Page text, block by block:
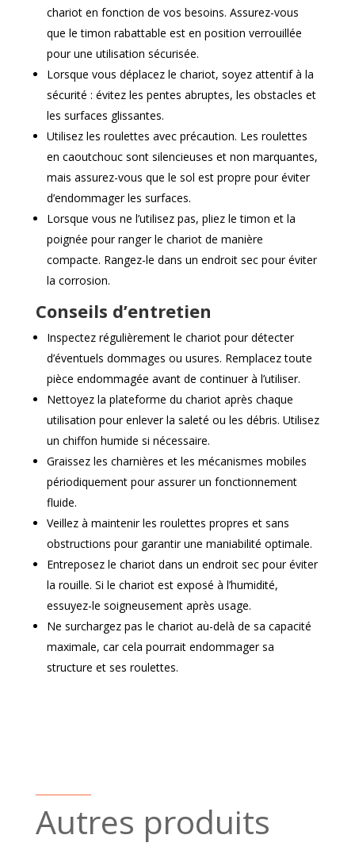
chariot en fonction de vos besoins. Assurez-vous
que le timon rabattable est en position verrouillée
pour une utilisation sécurisée.
Lorsque vous déplacez le chariot, soyez attentif à la
sécurité : évitez les pentes abruptes, les obstacles et
les surfaces glissantes.
Utilisez les roulettes avec précaution. Les roulettes
en caoutchouc sont silencieuses et non marquantes,
mais assurez-vous que le sol est propre pour éviter
d’endommager les surfaces.
Lorsque vous ne l’utilisez pas, pliez le timon et la
poignée pour ranger le chariot de manière
compacte. Rangez-le dans un endroit sec pour éviter
la corrosion.
Conseils d’entretien
Inspectez régulièrement le chariot pour détecter
d’éventuels dommages ou usures. Remplacez toute
pièce endommagée avant de continuer à l’utiliser.
Nettoyez la plateforme du chariot après chaque
utilisation pour enlever la saleté ou les débris. Utilisez
un chiffon humide si nécessaire.
Graissez les charnières et les mécanismes mobiles
périodiquement pour assurer un fonctionnement
fluide.
Veillez à maintenir les roulettes propres et sans
obstructions pour garantir une maniabilité optimale.
Entreposez le chariot dans un endroit sec pour éviter
la rouille. Si le chariot est exposé à l’humidité,
essuyez-le soigneusement après usage.
Ne surchargez pas le chariot au-delà de sa capacité
maximale, car cela pourrait endommager sa
structure et ses roulettes.
Autres produits